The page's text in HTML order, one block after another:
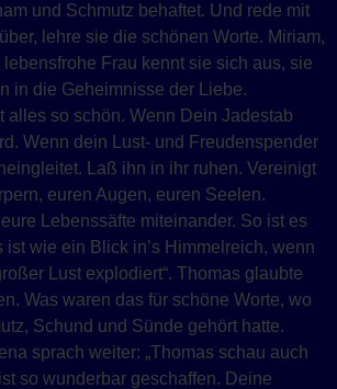
und Schmutz behaftet. Und rede mit
lehre sie die schönen Worte. Miriam,
Frau kennt sie sich aus, sie
in die Geheimnisse der Liebe.
alles so schön. Wenn Dein Jadestab
Wenn dein Lust- und Freudenspender
Laß ihn in ihr ruhen. Vereinigt
euren Augen, euren Seelen.
Lebenssäfte miteinander. So ist es
ist wie ein Blick in’s Himmelreich, wenn
Lust explodiert“. Thomas glaubte
Was waren das für schöne Worte, wo
Schund und Sünde gehört hatte.
sprach weiter: „Thomas schau auch
so wunderbar geschaffen. Deine